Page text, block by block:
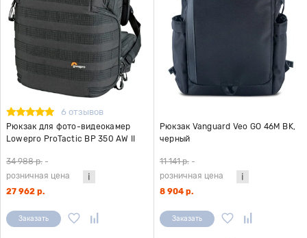
6 отзывов
Рюкзак для фото-видеокамер
Lowepro ProTactic BP 350 AW II
34 988 р. -
розничная цена
27 962 р.
Заказать
Рюкзак Vanguard Veo GO 46M BK,
черный
11 141 р. -
розничная цена
8 904 р.
Заказать